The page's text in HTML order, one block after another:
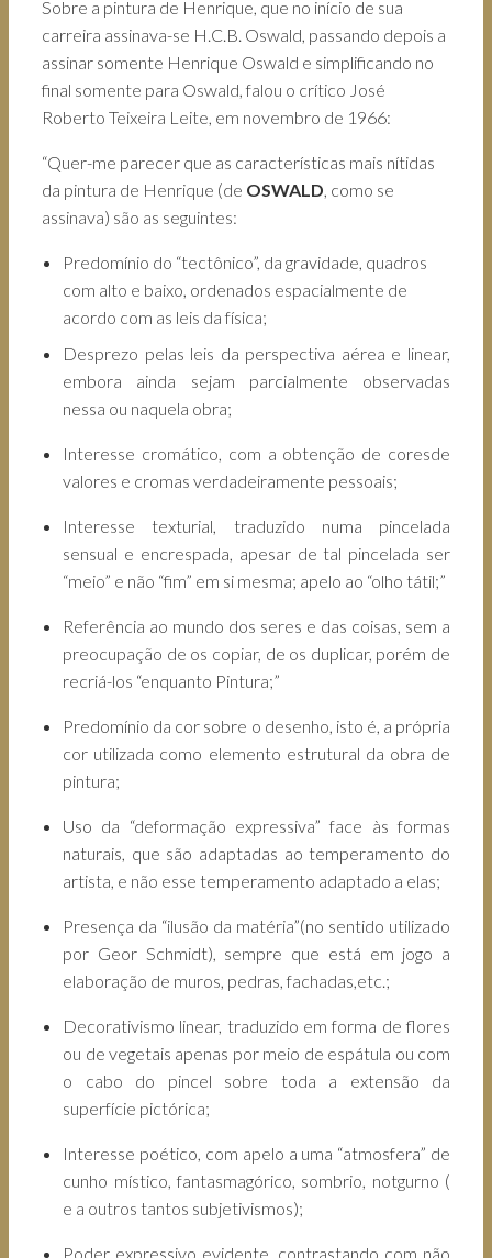
Sobre a pintura de Henrique, que no início de sua
carreira assinava-se H.C.B. Oswald, passando depois a
assinar somente Henrique Oswald e simplificando no
final somente para Oswald, falou o crítico José
Roberto Teixeira Leite, em novembro de 1966:
“Quer-me parecer que as características mais nítidas
da pintura de Henrique (de OSWALD, como se
assinava) são as seguintes:
Predomínio do “tectônico”, da gravidade, quadros
com alto e baixo, ordenados espacialmente de
acordo com as leis da física;
Desprezo pelas leis da perspectiva aérea e linear,
embora ainda sejam parcialmente observadas
nessa ou naquela obra;
Interesse cromático, com a obtenção de coresde
valores e cromas verdadeiramente pessoais;
Interesse texturial, traduzido numa pincelada
sensual e encrespada, apesar de tal pincelada ser
“meio” e não “fim” em si mesma; apelo ao “olho tátil;”
Referência ao mundo dos seres e das coisas, sem a
preocupação de os copiar, de os duplicar, porém de
recriá-los “enquanto Pintura;”
Predomínio da cor sobre o desenho, isto é, a própria
cor utilizada como elemento estrutural da obra de
pintura;
Uso da “deformação expressiva” face às formas
naturais, que são adaptadas ao temperamento do
artista, e não esse temperamento adaptado a elas;
Presença da “ilusão da matéria”(no sentido utilizado
por Geor Schmidt), sempre que está em jogo a
elaboração de muros, pedras, fachadas,etc.;
Decorativismo linear, traduzido em forma de flores
ou de vegetais apenas por meio de espátula ou com
o cabo do pincel sobre toda a extensão da
superfície pictórica;
Interesse poético, com apelo a uma “atmosfera” de
cunho místico, fantasmagórico, sombrio, notgurno (
e a outros tantos subjetivismos);
Poder expressivo evidente, contrastando com não